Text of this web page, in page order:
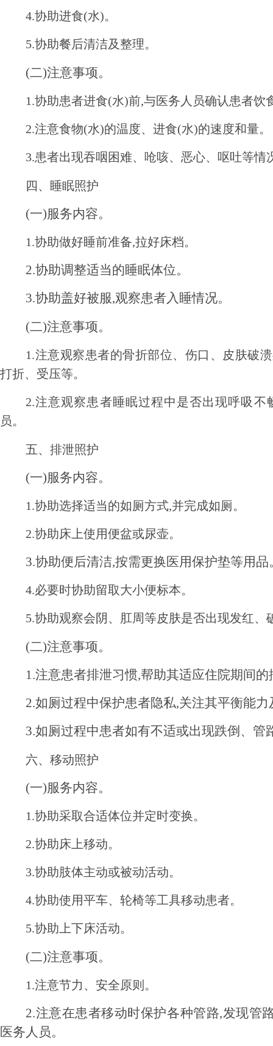
4.协助进食(水)。
5.协助餐后清洁及整理。
(二)注意事项。
1.协助患者进食(水)前,与医务人员确认患者饮
2.注意食物(水)的温度、进食(水)的速度和量。
3.患者出现吞咽困难、呛咳、恶心、呕吐等情
四、睡眠照护
(一)服务内容。
1.协助做好睡前准备,拉好床档。
2.协助调整适当的睡眠体位。
3.协助盖好被服,观察患者入睡情况。
(二)注意事项。
1.注意观察患者的骨折部位、伤口、皮肤破
打折、受压等。
2.注意观察患者睡眠过程中是否出现呼吸
员。
五、排泄照护
(一)服务内容。
1.协助选择适当的如厕方式,并完成如厕。
2.协助床上使用便盆或尿壶。
3.协助便后清洁,按需更换医用保护垫等用品
4.必要时协助留取大小便标本。
5.协助观察会阴、肛周等皮肤是否出现发红、
(二)注意事项。
1.注意患者排泄习惯,帮助其适应住院期间
2.如厕过程中保护患者隐私,关注其平衡能
3.如厕过程中患者如有不适或出现跌倒、
六、移动照护
(一)服务内容。
1.协助采取合适体位并定时变换。
2.协助床上移动。
3.协助肢体主动或被动活动。
4.协助使用平车、轮椅等工具移动患者。
5.协助上下床活动。
(二)注意事项。
1.注意节力、安全原则。
2.注意在患者移动时保护各种管路,发现管
医务人员。